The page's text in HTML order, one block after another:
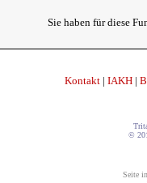
Sie haben für diese
Kontakt | IAKH |
©
Seite